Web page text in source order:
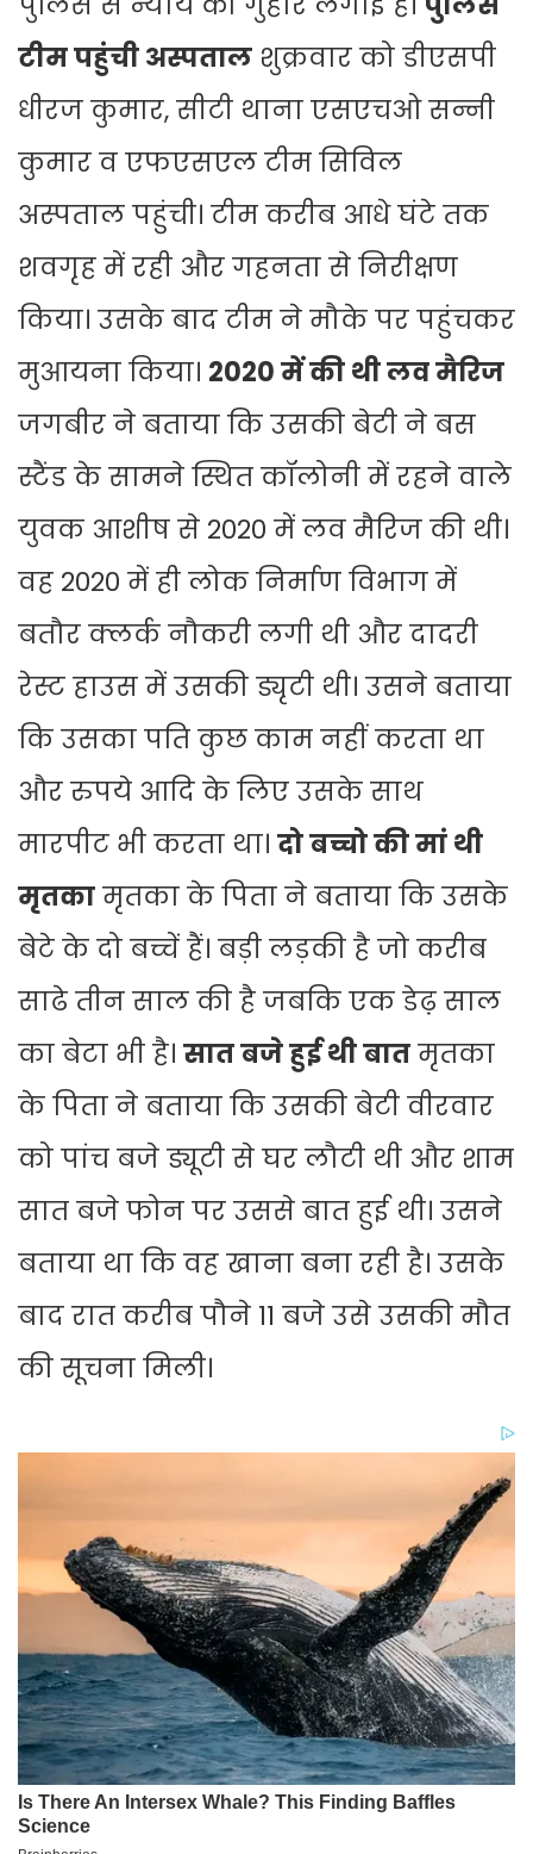
टीम पहुंची अस्पताल शुक्रवार को डीएसपी
धीरज कुमार, सीटी थाना एसएचओ सन्नी
कुमार व एफएसएल टीम सिविल
अस्पताल पहुंची। टीम करीब आधे घंटे तक
शवगृह में रही और गहनता से निरीक्षण
किया। उसके बाद टीम ने मौके पर पहुंचकर
मुआयना किया। 2020 में की थी लव मैरिज
जगबीर ने बताया कि उसकी बेटी ने बस
स्टैंड के सामने स्थित कॉलोनी में रहने वाले
युवक आशीष से 2020 में लव मैरिज की थी।
वह 2020 में ही लोक निर्माण विभाग में
बतौर क्लर्क नौकरी लगी थी और दादरी
रेस्ट हाउस में उसकी ड्यृटी थी। उसने बताया
कि उसका पति कुछ काम नहीं करता था
और रुपये आदि के लिए उसके साथ
मारपीट भी करता था। दो बच्चो की मां थी
मृतकामृतका के पिता ने बताया कि उसके
बेटे के दो बच्चें हैं। बड़ी लड़की है जो करीब
साढे तीन साल की है जबकि एक डेढ़ साल
का बेटा भी है। सात बजे हुई थी बातमृतका
के पिता ने बताया कि उसकी बेटी वीरवार
को पांच बजे ड्यूटी से घर लौटी थी और शाम
सात बजे फोन पर उससे बात हुई थी। उसने
बताया था कि वह खाना बना रही है। उसके
बाद रात करीब पौने 11 बजे उसे उसकी मौत
की सूचना मिली।